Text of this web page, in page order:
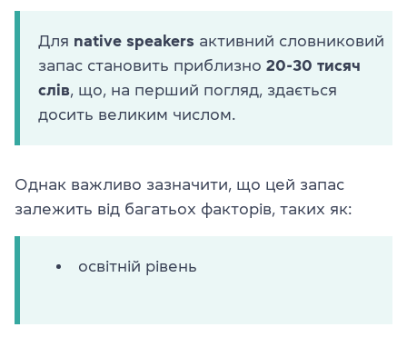
Для native speakers активний словниковий
запас становить приблизно 20-30 тисяч
слів , що, на перший погляд, здається
досить великим числом.
Однак важливо зазначити, що цей запас
залежить від багатьох факторів, таких як:
освітній рівень